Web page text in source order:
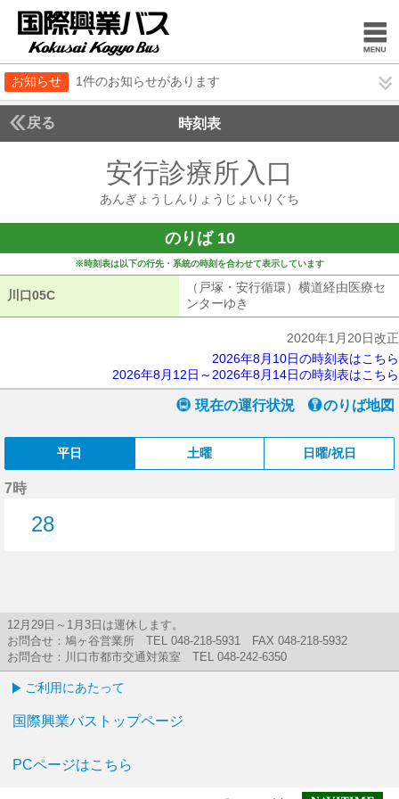
お知らせ 1件のお知らせがあります
戻る 時刻表
安行診療所入口
あんぎょうしんりょうじょいりぐち
のりば 10
※時刻表は以下の行先・系統の時刻を合わせて表示しています
川口05C
（戸塚・安行循環）横道経由医療セ
ンターゆき
2020年1月20日改正
2026年8月10日の時刻表はこちら
2026年8月12日～2026年8月14日の時刻表はこちら
現在の運行状況 のりば地図
平日 土曜 日曜/祝日
7時
28
12月29日～1月3日は運休します。
お問合せ：鳩ヶ谷営業所 TEL 048-218-5931 FAX 048-218-5932
お問合せ：川口市都市交通対策室 TEL 048-242-6350
ご利用にあたって
国際興業バストップページ
PCページはこちら